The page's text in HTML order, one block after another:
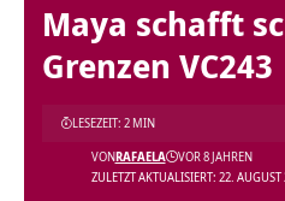
Maya schafft
Grenzen VC243
ZULETZT AKTUALISIERT: 22.
VONRAFAELA VOR 8 JAHREN
LESEZEIT: 2 MIN